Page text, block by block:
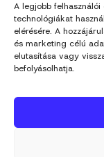
A legjobb
technológiákat
elérésére. A
és marketing célú
elutasítása vagy
befolyásolhatja.